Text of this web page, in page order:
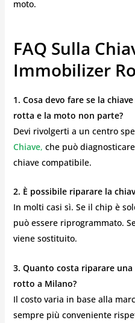
moto.
FAQ Sulla
Immobilizer
1. Cosa devo fare se la
rotta e la moto non parte?
Devi rivolgerti a un centro
Chiave, che può
chiave compatibile.
2. È possibile riparare la
In molti casi sì. Se il chip è
può essere riprogrammato.
viene sostituito.
3. Quanto costa riparare
rotto a Milano?
Il costo varia in base alla
sempre più conveniente